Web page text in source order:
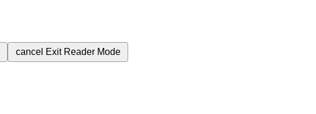
cancel Exit Reader Mode